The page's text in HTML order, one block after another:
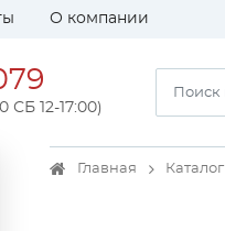
О компании
СБ 12-17:00)
Главная Каталог